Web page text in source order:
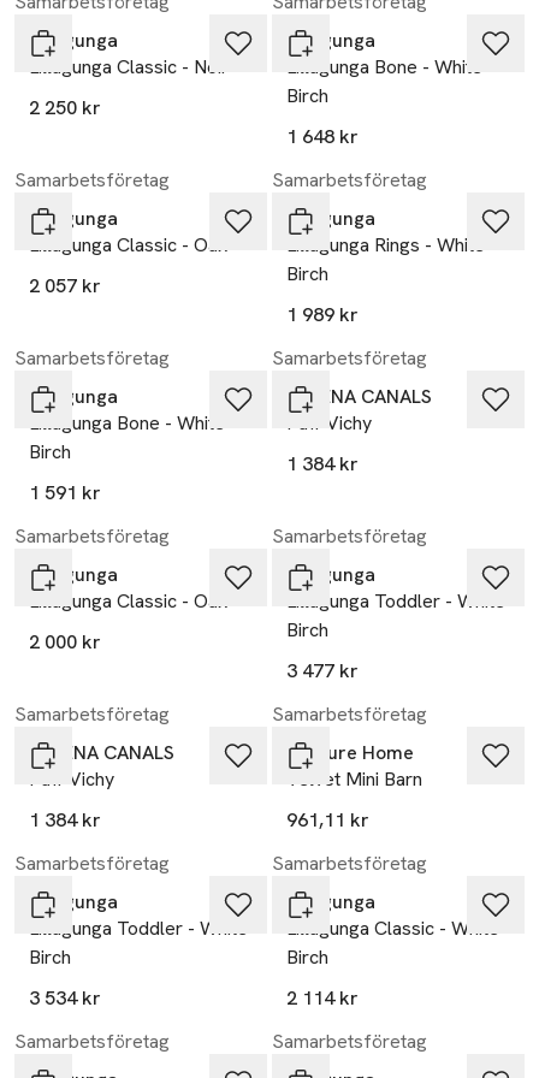
Lillagunga
Lillagunga Classic - Noir
2 250 kr
Lillagunga
Lillagunga Bone - White
Birch
1 648 kr
Samarbetsföretag
Lillagunga
Lillagunga Classic - Oak
2 057 kr
Samarbetsföretag
Lillagunga
Lillagunga Rings - White
Birch
1 989 kr
Samarbetsföretag
Lillagunga
Lillagunga Bone - White
Birch
1 591 kr
Samarbetsföretag
LORENA CANALS
Puff Vichy
1 384 kr
Samarbetsföretag
Lillagunga
Lillagunga Classic - Oak
2 000 kr
Samarbetsföretag
Lillagunga
Lillagunga Toddler - White
Birch
3 477 kr
Samarbetsföretag
LORENA CANALS
Puff Vichy
1 384 kr
Samarbetsföretag
Venture Home
Velvet Mini Barn
961,11 kr
Samarbetsföretag
Lillagunga
Lillagunga Toddler - White
Birch
3 534 kr
Samarbetsföretag
Lillagunga
Lillagunga Classic - White
Birch
2 114 kr
Samarbetsföretag
Samarbetsföretag